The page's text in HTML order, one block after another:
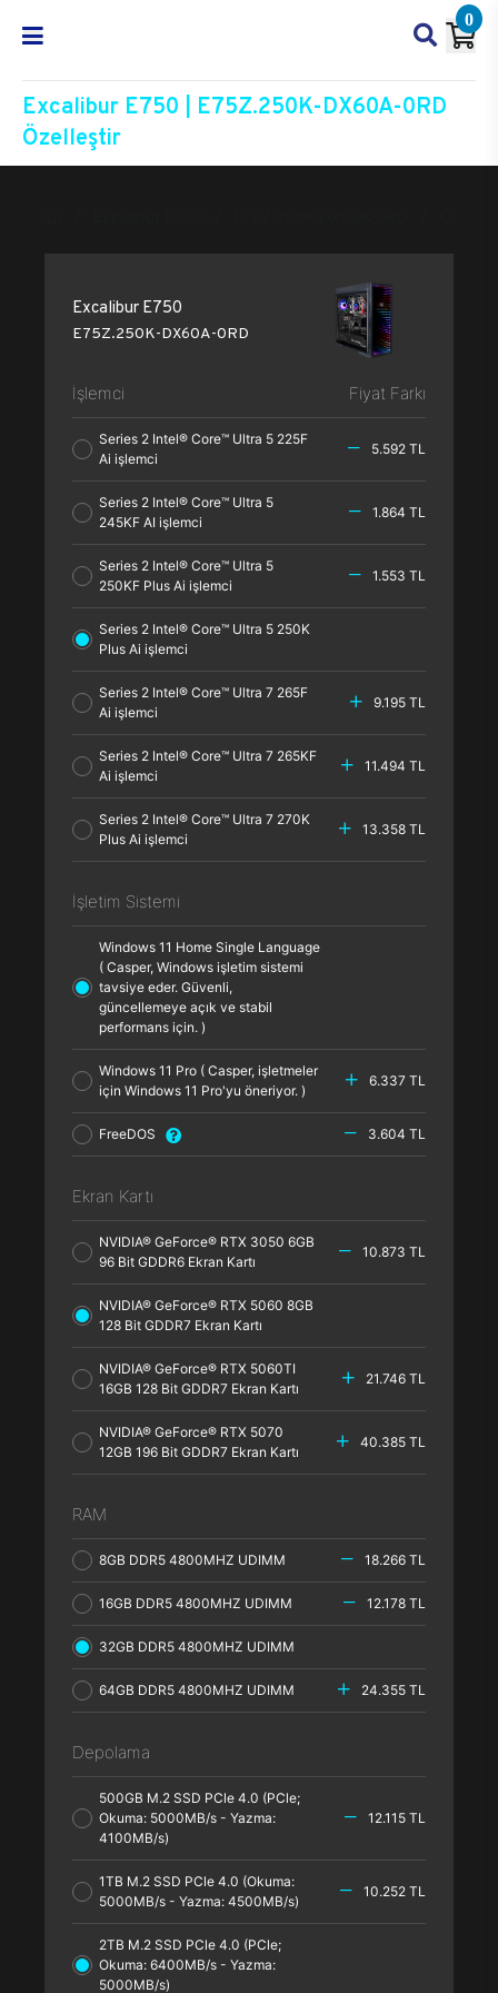
0
Excalibur E750 | E75Z.250K-DX60A-0RD
Özelleştir
Excalibur E750
E75Z.250K-DX60A-0RD
İşlemci Fiyat Farkı
Series 2 Intel® Core™ Ultra 5 225F
Ai işlemci
5.592 TL
Series 2 Intel® Core™ Ultra 5
245KF AI işlemci
1.864 TL
Series 2 Intel® Core™ Ultra 5
250KF Plus Ai işlemci
1.553 TL
Series 2 Intel® Core™ Ultra 5 250K
Plus Ai işlemci
Series 2 Intel® Core™ Ultra 7 265F
Ai işlemci
9.195 TL
Series 2 Intel® Core™ Ultra 7 265KF
Ai işlemci
11.494 TL
Series 2 Intel® Core™ Ultra 7 270K
Plus Ai işlemci
13.358 TL
İşletim Sistemi
Windows 11 Home Single Language
( Casper, Windows işletim sistemi
tavsiye eder. Güvenli,
güncellemeye açık ve stabil
performans için. )
Windows 11 Pro ( Casper, işletmeler
için Windows 11 Pro'yu öneriyor. )
6.337 TL
FreeDOS 3.604 TL
Ekran Kartı
NVIDIA® GeForce® RTX 3050 6GB
96 Bit GDDR6 Ekran Kartı
10.873 TL
NVIDIA® GeForce® RTX 5060 8GB
128 Bit GDDR7 Ekran Kartı
NVIDIA® GeForce® RTX 5060TI
16GB 128 Bit GDDR7 Ekran Kartı
21.746 TL
NVIDIA® GeForce® RTX 5070
12GB 196 Bit GDDR7 Ekran Kartı
40.385 TL
RAM
8GB DDR5 4800MHZ UDIMM 18.266 TL
16GB DDR5 4800MHZ UDIMM 12.178 TL
32GB DDR5 4800MHZ UDIMM
64GB DDR5 4800MHZ UDIMM 24.355 TL
Depolama
500GB M.2 SSD PCle 4.0 (PCle;
Okuma: 5000MB/s - Yazma:
4100MB/s)
12.115 TL
1TB M.2 SSD PCle 4.0 (Okuma:
5000MB/s - Yazma: 4500MB/s)
10.252 TL
2TB M.2 SSD PCle 4.0 (PCle;
Okuma: 6400MB/s - Yazma:
5000MB/s)